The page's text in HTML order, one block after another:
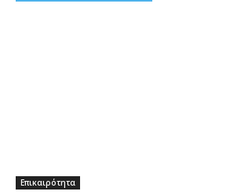
Επικαιρότητα